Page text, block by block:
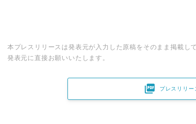
本プレスリリースは発表元が入力した原稿をそのまま掲載し
発表元に直接お願いいたします。
 プレスリリ